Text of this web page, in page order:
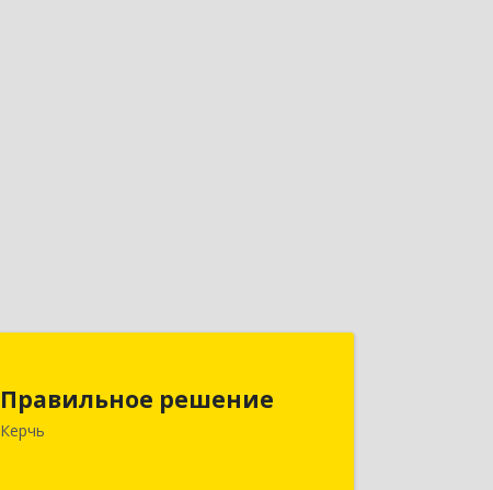
Правильное решение
Керчь
298330, Крым Респ, Керчь г,
Адмиралтейский проезд, дом № 1